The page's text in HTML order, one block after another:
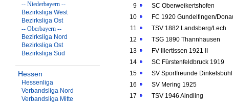
-- Niederbayern --
Bezirksliga West
Bezirksliga Ost
-- Oberbayern --
Bezirksliga Nord
Bezirksliga Ost
Bezirksliga Süd
Hessen
Hessenliga
Verbandsliga Nord
Verbandsliga Mitte
9
SC Oberweikertshofen
10
FC 1920 Gundelfingen/
11
TSV 1882 Landsberg/Lech
12
TSG 1890 Thannhausen
13
FV Illertissen 1921 II
14
SC Fürstenfeldbruck 1919
15
SV Sportfreunde Dinkelsbühl
16
SV Mering 1925
17
TSV 1946 Aindling